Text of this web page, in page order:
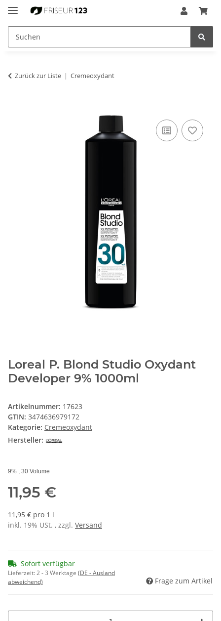
Zurück zur Liste Cremeoxydant
Loreal P. Blond Studio Oxydant
Developer 9% 1000ml
Artikelnummer: 17623
GTIN: 3474636979172
Kategorie: Cremeoxydant
Hersteller:
9% , 30 Volume
11,95 €
11,95 € pro 1 l
inkl. 19% USt. , zzgl. Versand
Sofort verfügbar
Lieferzeit:2 - 3 Werktage (DE - Ausland
abweichend)
Frage zum Artikel